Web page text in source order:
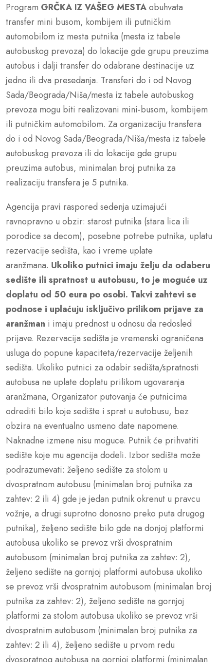
Program GRČKA IZ VAŠEG MESTAobuhvata
transfer mini busom, kombijem ili putničkim
automobilom iz mesta putnika (mesta iz tabele
autobuskog prevoza) do lokacije gde grupu preuzima
autobus i dalji transfer do odabrane destinacije uz
jedno ili dva presedanja. Transferi do i od Novog
Sada/Beograda/Niša/mesta iz tabele autobuskog
prevoza mogu biti realizovani mini-busom, kombijem
ili putničkim automobilom. Za organizaciju transfera
do i od Novog Sada/Beograda/Niša/mesta iz tabele
autobuskog prevoza ili do lokacije gde grupu
preuzima autobus, minimalan broj putnika za
realizaciju transfera je 5 putnika.
Agencija pravi raspored sedenja uzimajući
ravnopravno u obzir: starost putnika (stara lica ili
porodice sa decom), posebne potrebe putnika, uplatu
rezervacije sedišta, kao i vreme uplate
aranžmana. Ukoliko putnici imaju želju da odaberu
sedište ili spratnost u autobusu, to je moguće uz
doplatu od 50 eura po osobi. Takvi zahtevi se
podnose i uplaćuju isključivo prilikom prijave za
aranžman i imaju prednost u odnosu da redosled
prijave. Rezervacija sedišta je vremenski ograničena
usluga do popune kapaciteta/rezervacije željenih
sedišta. Ukoliko putnici za odabir sedišta/spratnosti
autobusa ne uplate doplatu prilikom ugovaranja
aranžmana, Organizator putovanja će putnicima
odrediti bilo koje sedište i sprat u autobusu, bez
obzira na eventualno usmeno date napomene.
Naknadne izmene nisu moguce. Putnik će prihvatiti
sedište koje mu agencija dodeli. Izbor sedišta može
podrazumevati: željeno sedište za stolom u
dvospratnom autobusu (minimalan broj putnika za
zahtev: 2 ili 4) gde je jedan putnik okrenut u pravcu
vožnje, a drugi suprotno donosno preko puta drugog
putnika), željeno sedište bilo gde na donjoj platformi
autobusa ukoliko se prevoz vrši dvospratnim
autobusom (minimalan broj putnika za zahtev: 2),
željeno sedište na gornjoj platformi autobusa ukoliko
se prevoz vrši dvospratnim autobusom (minimalan broj
putnika za zahtev: 2), željeno sedište na gornjoj
platformi za stolom autobusa ukoliko se prevoz vrši
dvospratnim autobusom (minimalan broj putnika za
zahtev: 2 ili 4), željeno sedište u prvom redu